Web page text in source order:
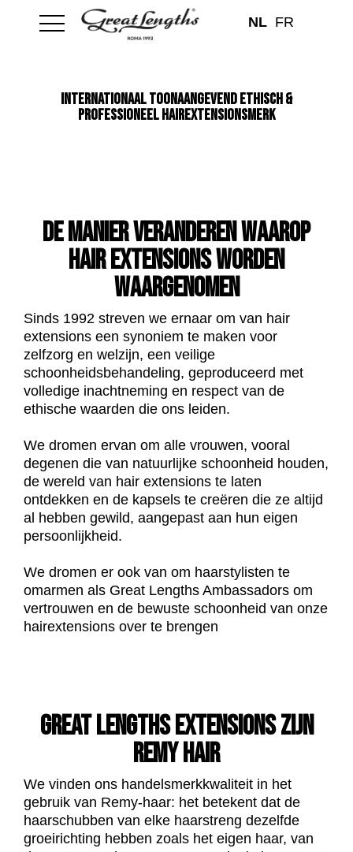
NL FR
INTERNATIONAAL TOONAANGEVEND ETHISCH &
PROFESSIONEEL HAIREXTENSIONSMERK
DE MANIER VERANDEREN WAAROP
HAIR EXTENSIONS WORDEN
WAARGENOMEN
Sinds 1992 streven we ernaar om van hair
extensions een synoniem te maken voor
zelfzorg en welzijn, een veilige
schoonheidsbehandeling, geproduceerd met
volledige inachtneming en respect van de
ethische waarden die ons leiden.
We dromen ervan om alle vrouwen, vooral
degenen die van natuurlijke schoonheid houden,
de wereld van hair extensions te laten
ontdekken en de kapsels te creëren die ze altijd
al hebben gewild, aangepast aan hun eigen
persoonlijkheid.
We dromen er ook van om haarstylisten te
omarmen als Great Lengths Ambassadors om
vertrouwen en de bewuste schoonheid van onze
hairextensions over te brengen
GREAT LENGTHS EXTENSIONS ZIJN
REMY HAIR
We vinden ons handelsmerkkwaliteit in het
gebruik van Remy-haar: het betekent dat de
haarschubben van elke haarstreng dezelfde
groeirichting hebben zoals het eigen haar, van